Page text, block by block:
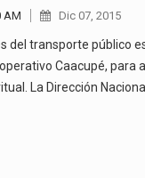
AM Dic 07, 2015
del transporte público
Caacupé, para
La Dirección